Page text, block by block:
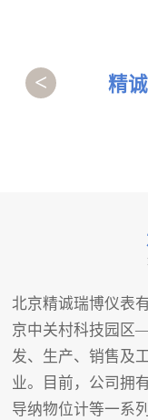
精
<
北京精诚瑞博仪表
京中关村科技园区
发、生产、销售及
业。目前，公司拥
导纳物位计等一系